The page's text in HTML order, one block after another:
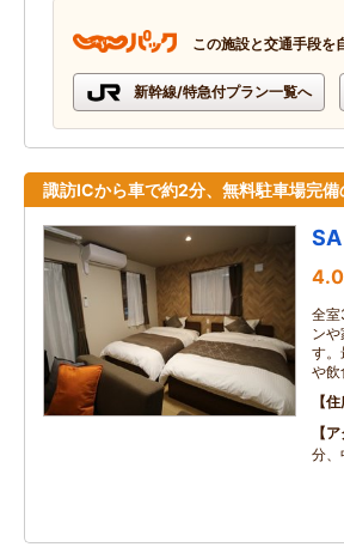
この施設と交通手段を
新幹線/特急付プラン一覧へ
諏訪ICから車で約2分、無料駐車場完備
4.0
全室
ン
す。
や飲
住
ア
分、